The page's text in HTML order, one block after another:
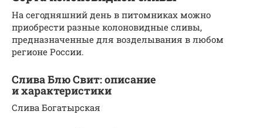
На сегодняшний день в питомниках можно
приобрести разные колоновидные сливы,
предназначенные для возделывания в любом
регионе России.
Слива Блю Свит: описание
и характеристики
Слива Богатырская